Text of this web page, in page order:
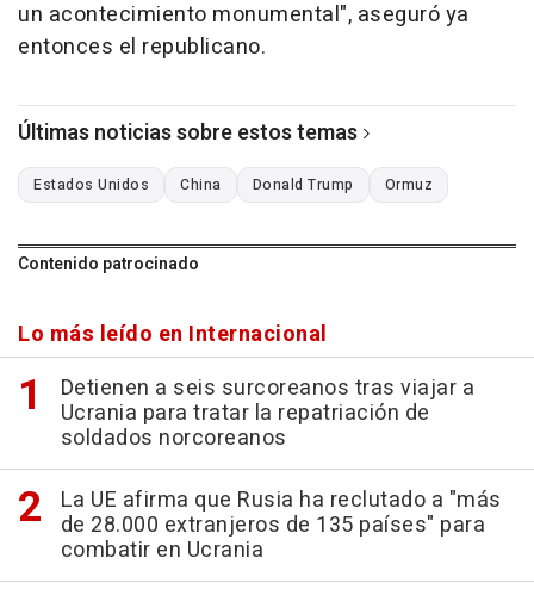
un acontecimiento monumental", aseguró ya
entonces el republicano.
Últimas noticias sobre estos temas
Estados Unidos China Donald Trump Ormuz
Contenido patrocinado
Lo más leído en Internacional
Detienen a seis surcoreanos tras viajar a
Ucrania para tratar la repatriación de
soldados norcoreanos
La UE afirma que Rusia ha reclutado a "más
de 28.000 extranjeros de 135 países" para
combatir en Ucrania